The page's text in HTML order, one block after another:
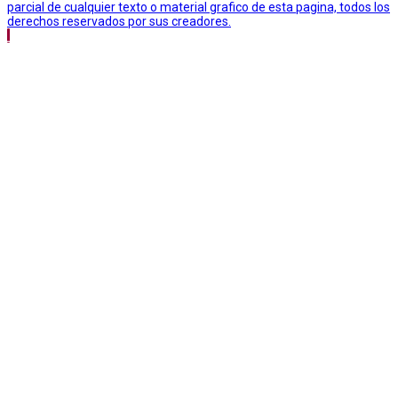
parcial de cualquier texto o material grafico de esta pagina, todos los
derechos reservados por sus creadores.